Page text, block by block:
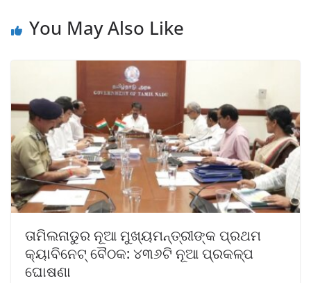
You May Also Like
ତାମିଲନାଡୁର ନୂଆ ମୁଖ୍ୟମନ୍ତ୍ରୀଙ୍କ ପ୍ରଥମ
କ୍ୟାବିନେଟ୍ ବୈଠକ: ୪୩୬ଟି ନୂଆ ପ୍ରକଳ୍ପ
ଘୋଷଣା